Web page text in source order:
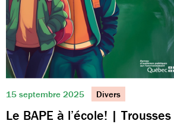
15 septembre 2025 Divers
Le BAPE à l’école! |